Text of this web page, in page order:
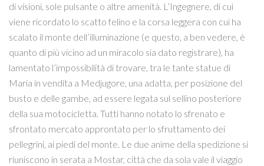
di visioni, sole pulsante o altre amenità. L’Ingegnere, di cui
viene ricordato lo scatto felino e la corsa leggera con cui ha
scalato il monte dell’illuminazione (e questo, a ben vedere, è
quanto di più vicino ad un miracolo sia dato registrare), ha
lamentato l’impossibilità di trovare, tra le tante statue di
Maria in vendita a Medjugore, una adatta, per posizione del
busto e delle gambe, ad essere legata sul sellino posteriore
della sua motocicletta. Tutti hanno notato lo sfrenato e
sfrontato mercato approntato per lo sfruttamento dei
pellegrini, ai piedi del monte. Le due anime della spedizione si
riuniscono in serata a Mostar, città che da sola vale il viaggio